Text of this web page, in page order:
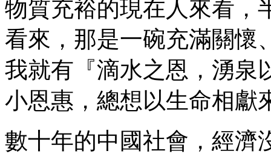
物質充裕的現在人來看，
看來，那是一碗充滿關懷
我就有『滴水之恩，湧泉
小恩惠，總想以生命相獻
數十年的中國社會，經濟